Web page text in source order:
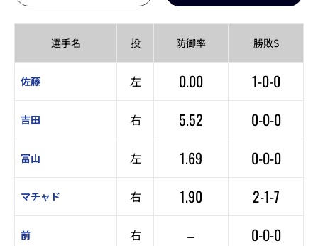
選手名 投 防御率 勝敗S
佐藤 左 0.00 1-0-0
吉田 右 5.52 0-0-0
富山 左 1.69 0-0-0
マチャド 右 1.90 2-1-7
前 右 – 0-0-0